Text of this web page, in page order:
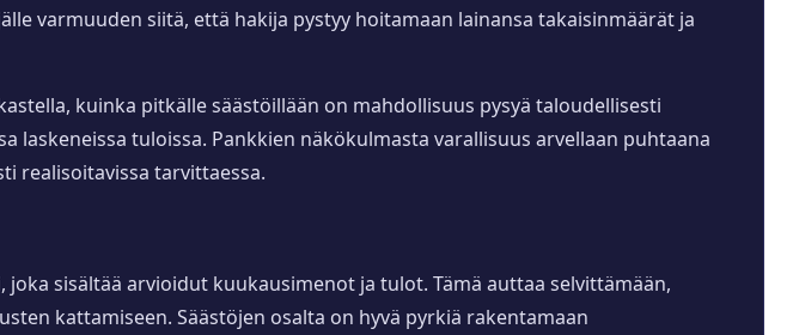
varmuuden siitä, että hakija pystyy hoitamaan lainansa takaisinmäärät ja
kuinka pitkälle säästöillään on mahdollisuus pysyä taloudellisesti
tuloissa. Pankkien näkökulmasta varallisuus arvellaan puhtaana
realisoitavissa tarvittaessa.
sisältää arvioidut kuukausimenot ja tulot. Tämä auttaa selvittämään,
kattamiseen. Säästöjen osalta on hyvä pyrkiä rakentamaan